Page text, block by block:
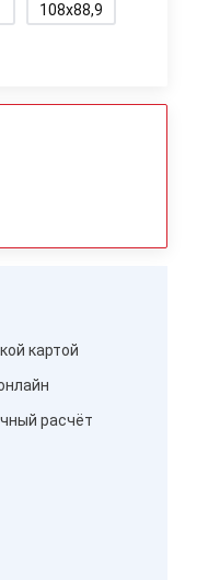
108x88,9
картой
расчёт